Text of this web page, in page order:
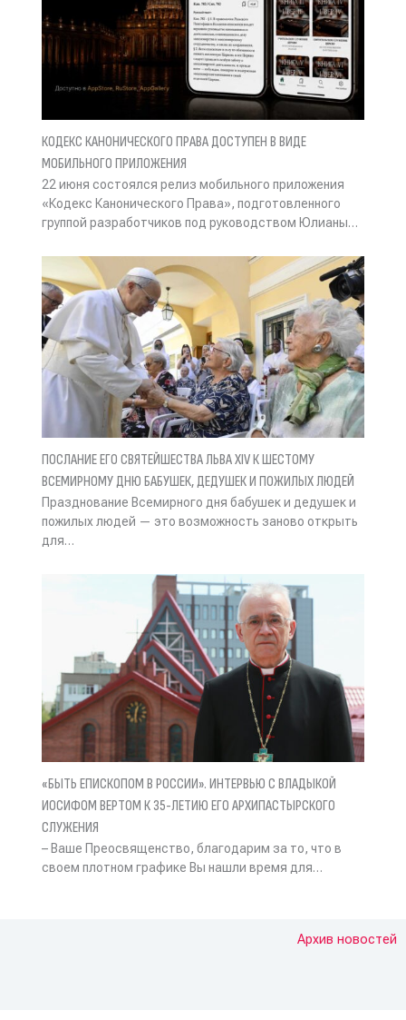
КОДЕКС КАНОНИЧЕСКОГО ПРАВА ДОСТУПЕН В ВИДЕ
МОБИЛЬНОГО ПРИЛОЖЕНИЯ
22 июня состоялся релиз мобильного приложения
«Кодекс Канонического Права», подготовленного
группой разработчиков под руководством Юлианы…
ПОСЛАНИЕ ЕГО СВЯТЕЙШЕСТВА ЛЬВА XIV К ШЕСТОМУ
ВСЕМИРНОМУ ДНЮ БАБУШЕК, ДЕДУШЕК И ПОЖИЛЫХ ЛЮДЕЙ
Празднование Всемирного дня бабушек и дедушек и
пожилых людей — это возможность заново открыть
для…
«БЫТЬ ЕПИСКОПОМ В РОССИИ». ИНТЕРВЬЮ С ВЛАДЫКОЙ
ИОСИФОМ ВЕРТОМ К 35-ЛЕТИЮ ЕГО АРХИПАСТЫРСКОГО
СЛУЖЕНИЯ
– Ваше Преосвященство, благодарим за то, что в
своем плотном графике Вы нашли время для…
Архив новостей